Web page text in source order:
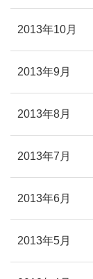
2013年10月
2013年9月
2013年8月
2013年7月
2013年6月
2013年5月